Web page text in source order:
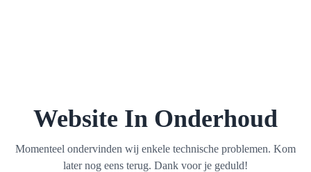
Website In Onderhoud
Momenteel ondervinden wij enkele technische problemen. Kom
later nog eens terug. Dank voor je geduld!